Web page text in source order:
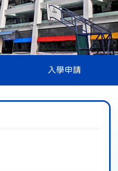
入學申請